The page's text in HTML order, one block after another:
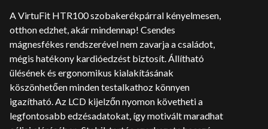
A VirtuFit HTR100 szobakerékpárral kényelmesen,
otthon edzhet, akár mindennap! Csendes
mágnesfékes rendszerével nem zavarja a családot,
mégis hatékony kardióedzést biztosít. Állítható
ülésének és ergonomikus kialakításának
köszönhetően minden testalkathoz könnyen
igazítható. Az LCD kijelzőn nyomon követheti a
legfontosabb edzésadatokat, így motivált maradhat